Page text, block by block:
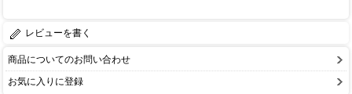
レビューを書く
商品についてのお問い合わせ
お気に入りに登録